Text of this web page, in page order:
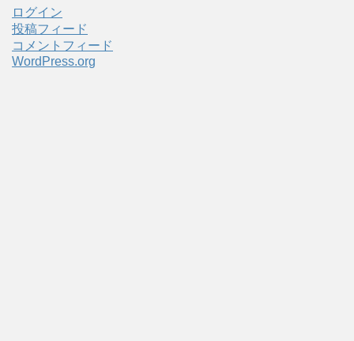
ログイン
投稿フィード
コメントフィード
WordPress.org